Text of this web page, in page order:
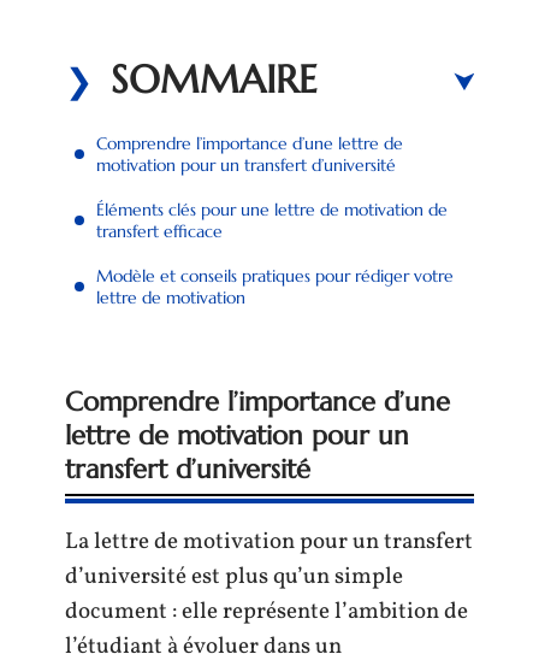
SOMMAIRE
Comprendre l’importance d’une lettre de
motivation pour un transfert d’université
Éléments clés pour une lettre de motivation de
transfert efficace
Modèle et conseils pratiques pour rédiger votre
lettre de motivation
Comprendre l’importance d’une
lettre de motivation pour un
transfert d’université
La lettre de motivation pour un transfert
d’université est plus qu’un simple
document : elle représente l’ambition de
l’étudiant à évoluer dans un